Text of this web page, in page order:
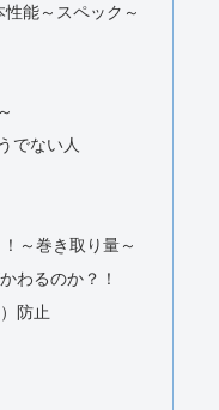
能～スペック～
でない人
～巻き取り量～
わるのか？！
防止